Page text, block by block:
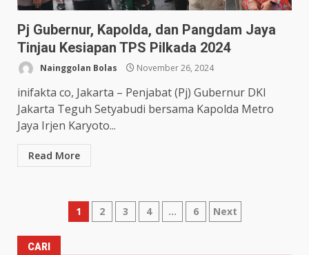
Pj Gubernur, Kapolda, dan Pangdam Jaya
Tinjau Kesiapan TPS Pilkada 2024
Nainggolan Bolas November 26, 2024
inifakta co, Jakarta – Penjabat (Pj) Gubernur DKI
Jakarta Teguh Setyabudi bersama Kapolda Metro
Jaya Irjen Karyoto...
Read More
1 2 3 4 … 6 Next
CARI